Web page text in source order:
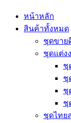
หน้าหลัก
สินค้าทั้งหมด
ชุดขาย
ชุดแต่ง
ชุ
ชุ
ชุ
ชุ
ชุดไทย